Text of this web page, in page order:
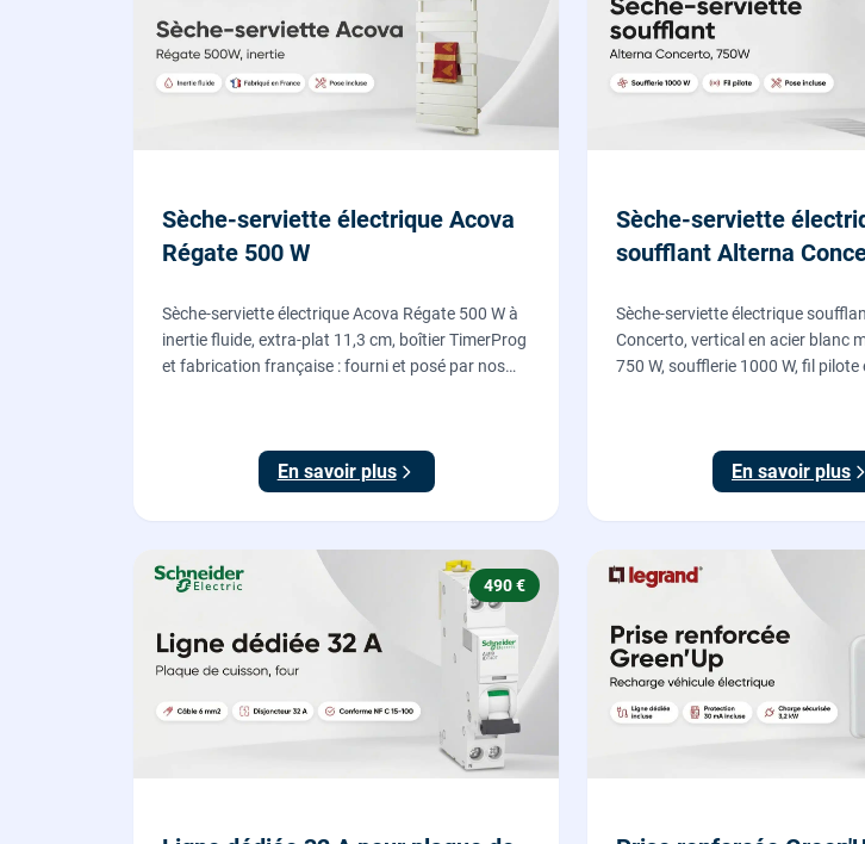
Sèche-serviette électrique Acova
Régate 500 W
Sèche-serviette électrique Acova Régate 500 W à
inertie fluide, extra-plat 11,3 cm, boîtier TimerProg
et fabrication française : fourni et posé par nos
En savoir plus
Sèche-serviette
soufflant Alterna
Sèche-serviette électrique
Concerto, vertical en acier blanc
750 W, soufflerie 1000 W, fil
En savoir plus
490 €